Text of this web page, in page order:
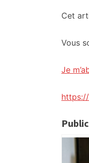
Cet
Vous
Je